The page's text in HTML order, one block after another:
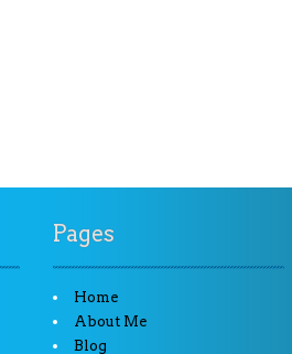
Pages
Home
About Me
Blog